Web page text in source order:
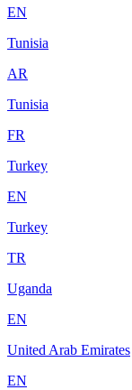
EN
Tunisia
AR
Tunisia
FR
Turkey
EN
Turkey
TR
Uganda
EN
United Arab Emirates
EN